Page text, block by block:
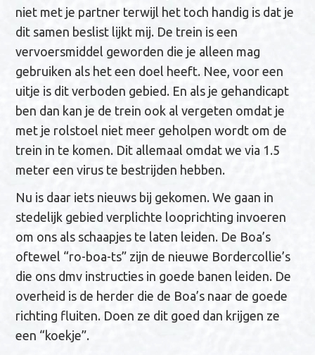
niet met je partner terwijl het toch handig is dat je
dit samen beslist lijkt mij. De trein is een
vervoersmiddel geworden die je alleen mag
gebruiken als het een doel heeft. Nee, voor een
uitje is dit verboden gebied. En als je gehandicapt
ben dan kan je de trein ook al vergeten omdat je
met je rolstoel niet meer geholpen wordt om de
trein in te komen. Dit allemaal omdat we via 1.5
meter een virus te bestrijden hebben.
Nu is daar iets nieuws bij gekomen. We gaan in
stedelijk gebied verplichte looprichting invoeren
om ons als schaapjes te laten leiden. De Boa’s
oftewel “ro-boa-ts” zijn de nieuwe Bordercollie’s
die ons dmv instructies in goede banen leiden. De
overheid is de herder die de Boa’s naar de goede
richting fluiten. Doen ze dit goed dan krijgen ze
een “koekje”.